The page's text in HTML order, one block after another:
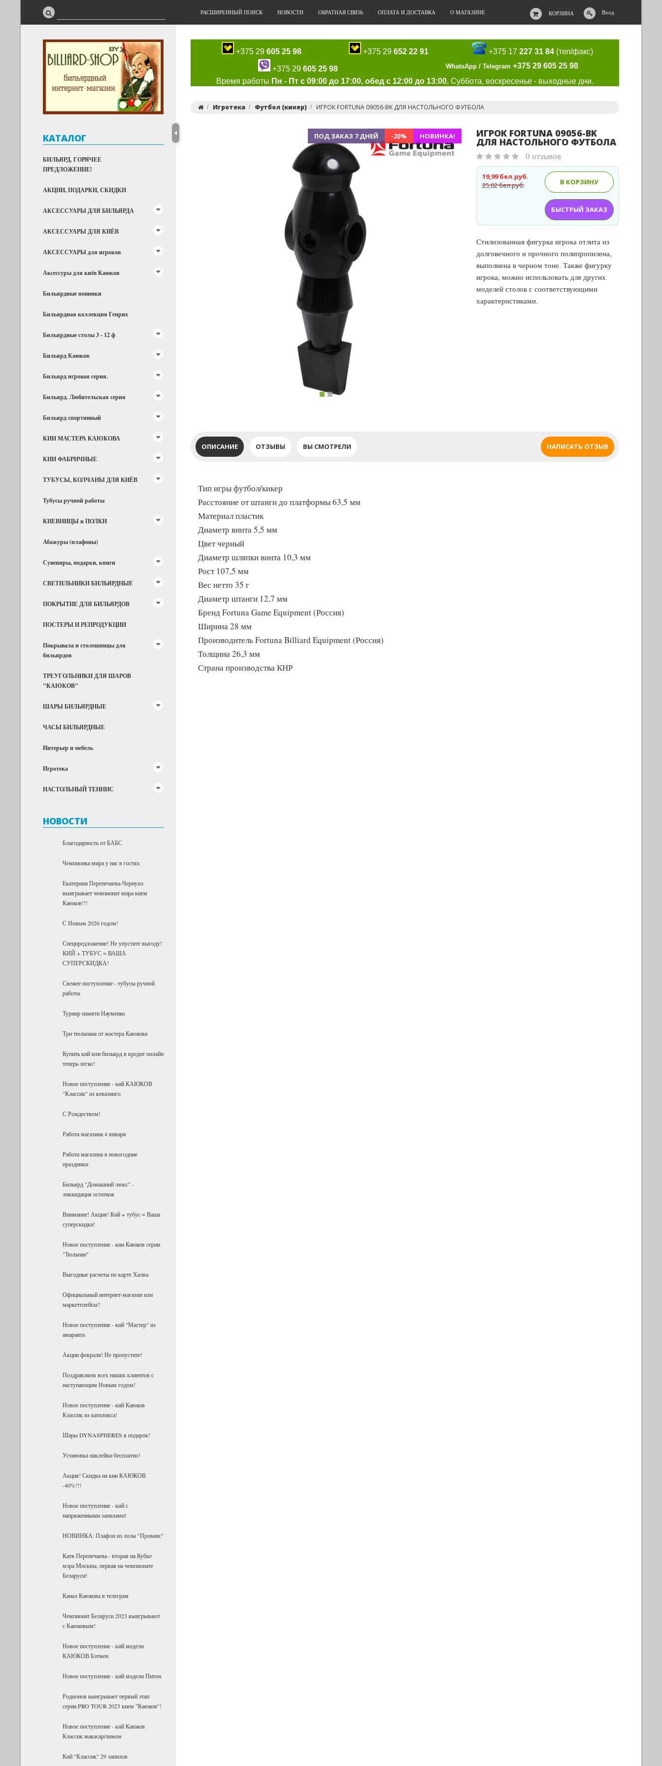
КОРЗИНА Вход
РАСШИРЕННЫЙ ПОИСК НОВОСТИ ОБРАТНАЯ СВЯЗЬ ОПЛАТА И ДОСТАВКА О МАГАЗИНЕ
КАТАЛОГ
БИЛЬЯРД. ГОРЯЧЕЕ
ПРЕДЛОЖЕНИЕ!
АКЦИИ, ПОДАРКИ, СКИДКИ
АКСЕССУАРЫ ДЛЯ БИЛЬЯРДА
АКСЕССУАРЫ ДЛЯ КИЁВ
АКСЕССУАРЫ для игроков
Аксессуры для киёв Каюков
Бильярдные новинки
Бильярдная коллекция Генрих
Бильярдные столы 3 - 12 ф
Бильярд Каюков
Бильярд игровая серия.
Бильярд. Любительская серия
Бильярд спортивный
КИИ МАСТЕРА КАЮКОВА
КИИ ФАБРИЧНЫЕ
ТУБУСЫ, КОЛЧАНЫ ДЛЯ КИЁВ
Тубусы ручной работы
КИЕВНИЦЫ и ПОЛКИ
Абажуры (плафоны)
Сувениры, подарки, книги
СВЕТИЛЬНИКИ БИЛЬЯРДНЫЕ
ПОКРЫТИЕ ДЛЯ БИЛЬЯРДОВ
ПОСТЕРЫ И РЕПРОДУКЦИИ
Покрывала и столешницы для
бильярдов
ТРЕУГОЛЬНИКИ ДЛЯ ШАРОВ
"КАЮКОВ"
ШАРЫ БИЛЬЯРДНЫЕ
ЧАСЫ БИЛЬЯРДНЫЕ
Интерьер и мебель
Игротека
НАСТОЛЬНЫЙ ТЕННИС
НОВОСТИ
Благодарность от БАБС
Чемпионка мира у нас в гостях
Екатерина Перепечаева-Чернухо
выигрывает чемпионат мира кием
Каюков!!!
С Новым 2026 годом!
Спецпредложение! Не упустите выгоду!
КИЙ + ТУБУС = ВАША
СУПЕРСКИДКА!
Свежее поступление - тубусы ручной
работы
Турнир памяти Науменко
Три тюльпана от мастера Каюкова
Купить кий или бильярд в кредит онлайн
теперь легко!
Новое поступление - кий КАЮКОВ
"Классик" из кевазинго
С Рождеством!
Работа магазина 4 января
Работа магазина в новогодние
праздники
Бильярд "Домашний люкс" -
ликвидация остатков
Внимание! Акция! Кий + тубус = Ваша
суперскидка!
Новое поступление - кии Каюков серии
"Тюльпан"
Выгодные расчеты по карте Халва
Официальный интернет-магазин или
маркетплейсы?
Новое поступление - кий "Мастер" из
амаранта
Акции февраля! Не пропустите!
Поздравляем всех наших клиентов с
наступающим Новым годом!
Новое поступление - кий Каюков
Классик из каталокса!
Шары DYNASPHERES в подарок!
Установка наклейки бесплатно!
Акция! Скидка на кии КАЮКОВ
-40%!!!
Новое поступление - кий с
напряженными запилами!
НОВИНКА: Плафон из лозы "Прованс"
Катя Перепечаева - вторая на Кубке
мэра Москвы, первая на чемпионате
Беларуси!
Канал Каюкова в телеграм
Чемпионат Беларуси 2023 выигрывают
с Каюковым!
Новое поступление - кий модели
КАЮКОВ Бэтмен
Новое поступление - кий модели Питон
Родионов выигрывает первый этап
серии PRO TOUR 2023 кием "Каюков"!
Новое поступление - кий Каюков
Классик макасар/лимон
Кий "Классик" 29 запилов
+375 29 605 25 98 +375 29 652 22 91 +375 17227 31 84 (тел/факс)
+375 29 605 25 98 WhatsApp / Telegram +375 29 605 25 98
Время работы Пн - Пт с 09:00 до 17:00, обед с 12:00 до 13:00, Суббота, воскресенье - выходные дни.
Игротека Футбол (кикер) ИГРОК FORTUNA 09056-BK ДЛЯ НАСТОЛЬНОГО ФУТБОЛА
ПОД ЗАКАЗ 7 ДНЕЙ -20% НОВИНКА! ИГРОК FORTUNA 09056-BK
ДЛЯ НАСТОЛЬНОГО ФУТБОЛА
0 отзывов
25,02 бел.руб.
19,99 бел.руб.
В КОРЗИНУ
БЫСТРЫЙ ЗАКАЗ
Стилизованная фигурка игрока отлита из
долговечного и прочного полипропилена,
выполнена в черном тоне. Также фигурку
игрока, можно использовать для других
моделей столов с соответствующими
характеристиками.
ОПИСАНИЕ ОТЗЫВЫ НАПИСАТЬ ОТЗЫВ
ВЫ СМОТРЕЛИ
Тип игры футбол/кикер
Расстояние от штанги до платформы 63,5 мм
Материал пластик
Диаметр винта 5,5 мм
Цвет черный
Диаметр шляпки винта 10,3 мм
Рост 107,5 мм
Вес нетто 35 г
Диаметр штанги 12,7 мм
Бренд Fortuna Game Equipment (Россия)
Ширина 28 мм
Производитель Fortuna Billiard Equipment (Россия)
Толщина 26,3 мм
Страна производства КНР